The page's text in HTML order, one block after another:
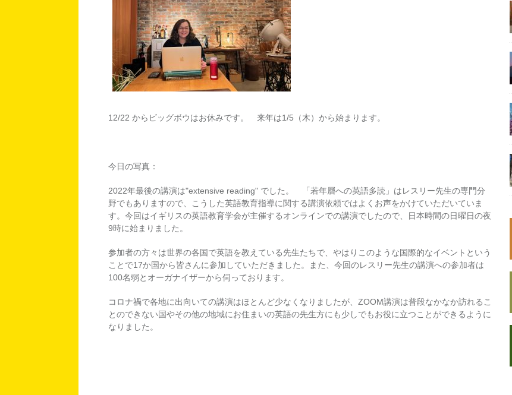
12/22 からビッグボウはお休みです。 来年は1/5（木）から始まります。
今日の写真：
2022年最後の講演は"extensive reading" でした。 「若年層への英語多読」はレスリー先生の専門分
野でもありますので、こうした英語教育指導に関する講演依頼ではよくお声をかけていただいていま
す。今回はイギリスの英語教育学会が主催するオンラインでの講演でしたので、日本時間の日曜日の夜
9時に始まりました。
参加者の方々は世界の各国で英語を教えている先生たちで、やはりこのような国際的なイベントという
ことで17か国から皆さんに参加していただきました。また、今回のレスリー先生の講演への参加者は
100名弱とオーガナイザーから伺っております。
コロナ禍で各地に出向いての講演はほとんど少なくなりましたが、ZOOM講演は普段なかなか訪れるこ
とのできない国やその他の地域にお住まいの英語の先生方にも少しでもお役に立つことができるように
なりました。